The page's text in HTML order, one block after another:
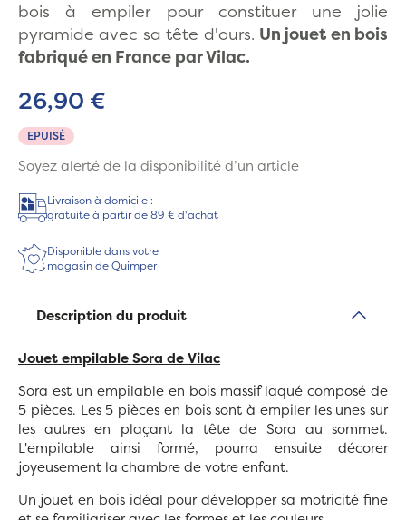
bois à empiler pour constituer une jolie
pyramide avec sa tête d'ours. Un jouet en bois
fabriqué en France par Vilac.
EPUISÉ
26,90 €
Soyez alerté de la disponibilité d’un article
Livraison à domicile :
gratuite à partir de 89 € d'achat
Disponible dans votre
magasin de Quimper
Description du produit
Jouet empilable Sora de Vilac
Sora est un empilable en bois massif laqué composé de
5 pièces. Les 5 pièces en bois sont à empiler les unes sur
les autres en plaçant la tête de Sora au sommet.
L'empilable ainsi formé, pourra ensuite décorer
joyeusement la chambre de votre enfant.
Un jouet en bois idéal pour développer sa motricité fine